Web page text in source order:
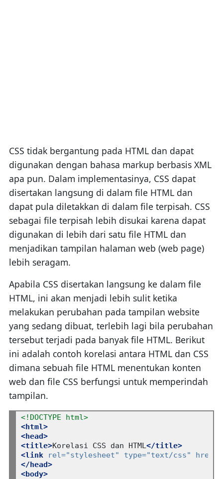
CSS tidak bergantung pada HTML dan dapat
digunakan dengan bahasa markup berbasis XML
apa pun. Dalam implementasinya, CSS dapat
disertakan langsung di dalam file HTML dan
dapat pula diletakkan di dalam file terpisah. CSS
sebagai file terpisah lebih disukai karena dapat
digunakan di lebih dari satu file HTML dan
menjadikan tampilan halaman web (web page)
lebih seragam.
Apabila CSS disertakan langsung ke dalam file
HTML, ini akan menjadi lebih sulit ketika
melakukan perubahan pada tampilan website
yang sedang dibuat, terlebih lagi bila perubahan
tersebut terjadi pada banyak file HTML. Berikut
ini adalah contoh korelasi antara HTML dan CSS
dimana sebuah file HTML menentukan konten
web dan file CSS berfungsi untuk memperindah
tampilan.
<!DOCTYPE html>
<html>
<head>
<title>Korelasi CSS dan HTML</title>
<link
rel="stylesheet" type="text/css"
</head>
<body>